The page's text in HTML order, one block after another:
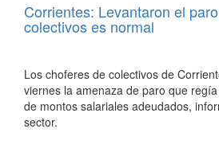
Corrientes: Levantaron el
colectivos es normal
Los choferes de colectivos de
viernes la amenaza de paro que
de montos salariales adeudados,
sector.